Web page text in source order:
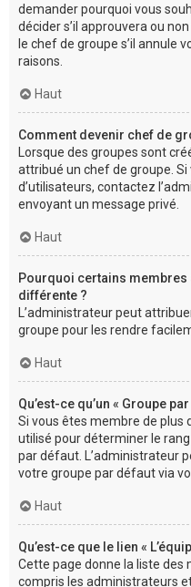
demander pourquoi vous
décider s’il approuvera ou
le chef de groupe s’il annule
raisons.
Haut
Comment devenir chef de
Lorsque des groupes sont
attribué un chef de groupe.
d’utilisateurs, contactez
envoyant un message privé.
Haut
Pourquoi certains
différente ?
L’administrateur peut
groupe pour les rendre
Haut
Qu’est-ce qu’un « Groupe
Si vous êtes membre de plus
utilisé pour déterminer le
par défaut. L’administrateur
votre groupe par défaut via
Haut
Qu’est-ce que le lien «
Cette page donne la liste des
compris les administrateurs